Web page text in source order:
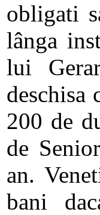
obligati
lânga
lui
deschisa
200 de
de
an.
bani